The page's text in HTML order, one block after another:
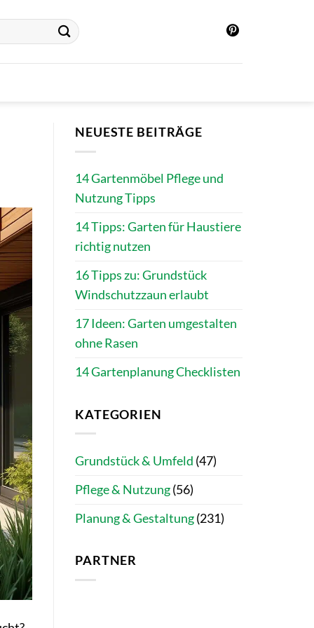
NEUESTE BEITRÄGE
14 Gartenmöbel Pflege und
Nutzung Tipps
14 Tipps: Garten für Haustiere
richtig nutzen
16 Tipps zu: Grundstück
Windschutzzaun erlaubt
17 Ideen: Garten umgestalten
ohne Rasen
14 Gartenplanung Checklisten
KATEGORIEN
Grundstück & Umfeld (47)
Pflege & Nutzung(56)
Planung & Gestaltung(231)
PARTNER